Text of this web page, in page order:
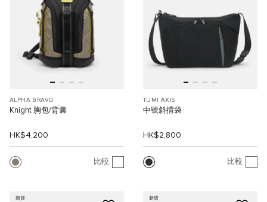
ALPHA BRAVO
Knight 胸包/背囊
HK$4,200
比較
TUMI AXIS
中號斜揹袋
HK$2,800
比較
新貨 新貨